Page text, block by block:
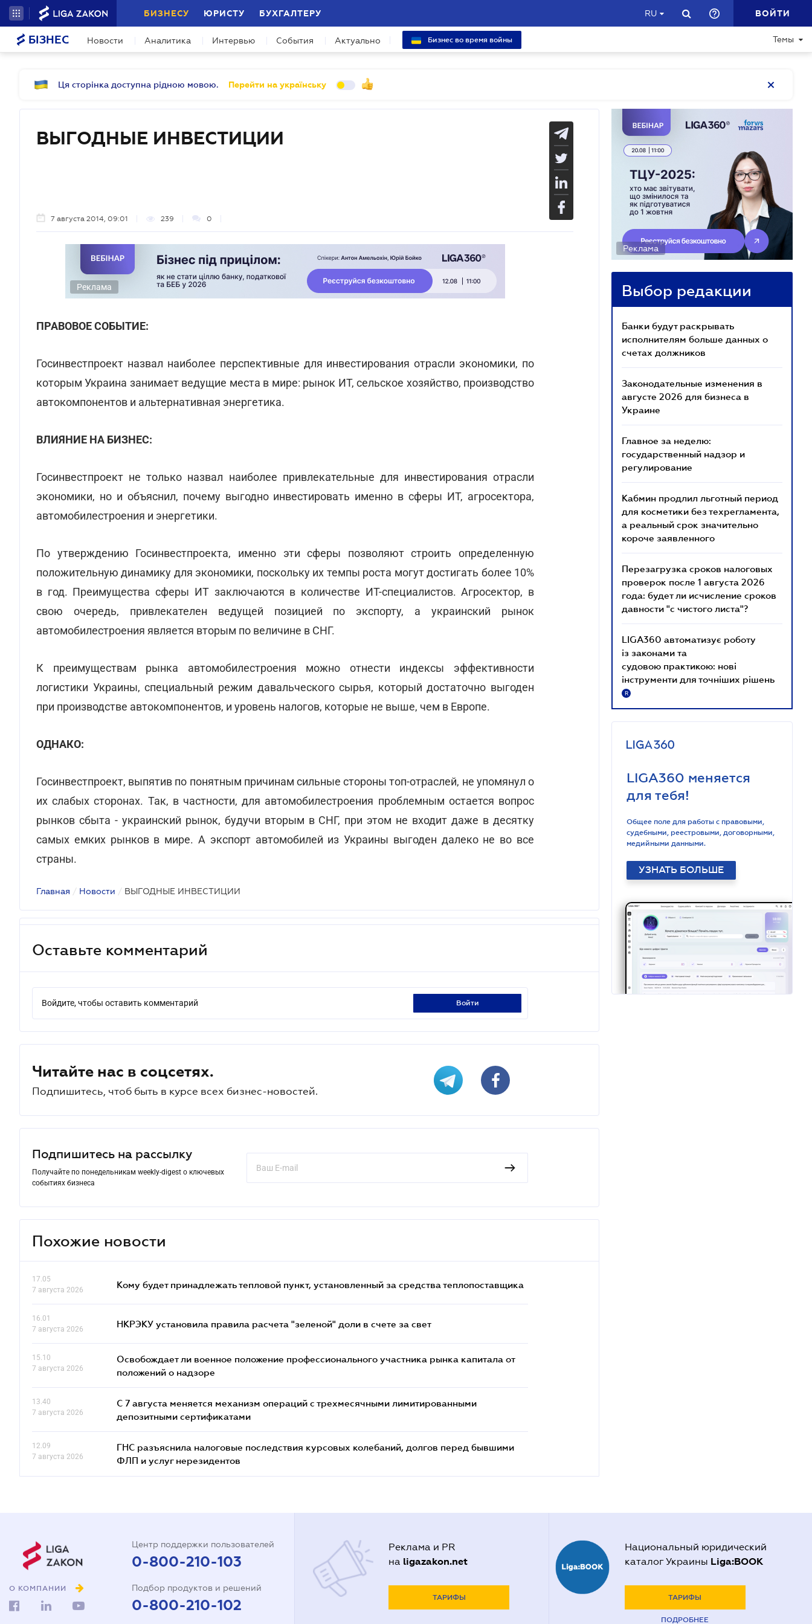
БИЗНЕСУ ЮРИСТУ БУХГАЛТЕРУ RU ВОЙТИ
БІЗНЕС Новости Аналитика Интервью События Актуально Бизнес во время войны Темы
Ця сторінка доступна рідною мовою. Перейти на українську
ВЫГОДНЫЕ ИНВЕСТИЦИИ
7 августа 2014, 09:01 239 0
Реклама
ПРАВОВОЕ СОБЫТИЕ:
Госинвестпроект назвал наиболее перспективные для инвестирования отрасли экономики, по
которым Украина занимает ведущие места в мире: рынок ИТ, сельское хозяйство, производство
автокомпонентов и альтернативная энергетика.
ВЛИЯНИЕ НА БИЗНЕС:
Госинвестпроект не только назвал наиболее привлекательные для инвестирования отрасли
экономики, но и объяснил, почему выгодно инвестировать именно в сферы ИТ, агросектора,
автомобилестроения и энергетики.
По утверждению Госинвестпроекта, именно эти сферы позволяют строить определенную
положительную динамику для экономики, поскольку их темпы роста могут достигать более 10%
в год. Преимущества сферы ИТ заключаются в количестве ИТ-специалистов. Агросектор, в
свою очередь, привлекателен ведущей позицией по экспорту, а украинский рынок
автомобилестроения является вторым по величине в СНГ.
К преимуществам рынка автомобилестроения можно отнести индексы эффективности
логистики Украины, специальный режим давальческого сырья, который достаточно выгоден
при производстве автокомпонентов, и уровень налогов, которые не выше, чем в Европе.
ОДНАКО:
Госинвестпроект, выпятив по понятным причинам сильные стороны топ-отраслей, не упомянул о
их слабых сторонах. Так, в частности, для автомобилестроения проблемным остается вопрос
рынков сбыта - украинский рынок, будучи вторым в СНГ, при этом не входит даже в десятку
самых емких рынков в мире. А экспорт автомобилей из Украины выгоден далеко не во все
страны.
Главная / Новости / ВЫГОДНЫЕ ИНВЕСТИЦИИ
Оставьте комментарий
Войдите, чтобы оставить комментарий войти
Читайте нас в соцсетях.
Подпишитесь, чтоб быть в курсе всех бизнес-новостей.
Подпишитесь на рассылку
Получайте по понедельникам weekly-digest о ключевых
событиях бизнеса
Похожие новости
17.05
7 августа 2026
Кому будет принадлежать тепловой пункт, установленный за средства теплопоставщика
16.01
7 августа 2026
НКРЭКУ установила правила расчета "зеленой" доли в счете за свет
15.10
7 августа 2026
Освобождает ли военное положение профессионального участника рынка капитала от
положений о надзоре
13.40
7 августа 2026
С 7 августа меняется механизм операций с трехмесячными лимитированными
депозитными сертификатами
12.09
7 августа 2026
ГНС разъяснила налоговые последствия курсовых колебаний, долгов перед бывшими
ФЛП и услуг нерезидентов
Реклама
Выбор редакции
Банки будут раскрывать
исполнителям больше данных о
счетах должников
Законодательные изменения в
августе 2026 для бизнеса в
Украине
Главное за неделю:
государственный надзор и
регулирование
Кабмин продлил льготный период
для косметики без техрегламента,
а реальный срок значительно
короче заявленного
Перезагрузка сроков налоговых
проверок после 1 августа 2026
года: будет ли исчисление сроков
давности "с чистого листа"?
LIGA360 автоматизує роботу
із законами та
судовою практикою: нові
інструменти для точніших рішень
R
LIGA360 меняется
для тебя!
Общее поле для работы с правовыми,
судебными, реестровыми, договорными,
медийными данными.
УЗНАТЬ БОЛЬШЕ
О КОМПАНИИ
Центр поддержки пользователей
0-800-210-103
Подбор продуктов и решений
0-800-210-102
Реклама и PR
на ligazakon.net
ТАРИФЫ
Национальный юридический
каталог Украины Liga:BOOK
ТАРИФЫ
ПОДРОБНЕЕ